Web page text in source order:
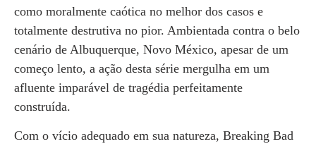
como moralmente caótica no melhor dos casos e
totalmente destrutiva no pior. Ambientada contra o belo
cenário de Albuquerque, Novo México, apesar de um
começo lento, a ação desta série mergulha em um
afluente imparável de tragédia perfeitamente
construída.
Com o vício adequado em sua natureza, Breaking Bad